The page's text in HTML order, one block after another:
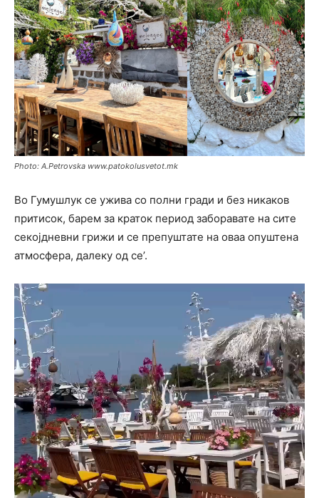
Photo: A.Petrovska www.patokolusvetot.mk
Во Гумушлук се ужива со полни гради и без никаков
притисок, барем за краток период заборавате на сите
секојдневни грижи и се препуштате на оваа опуштена
атмосфера, далеку од се’.
Video
Player